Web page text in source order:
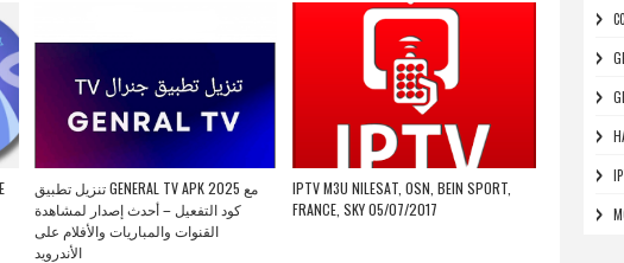
تنزيل تطبيق GENERAL TV APK 2025 مع
كود التفعيل – أحدث إصدار لمشاهدة
القنوات والمباريات والأفلام على
الأندرويد
IPTV M3U NILESAT, OSN, BEIN SPORT,
FRANCE, SKY 05/07/2017